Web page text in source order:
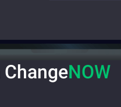
ChangeNOW